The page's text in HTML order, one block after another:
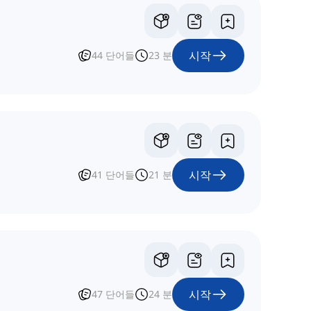
44 단어들 23 분 시작
41 단어들 21 분 시작
47 단어들 24 분 시작